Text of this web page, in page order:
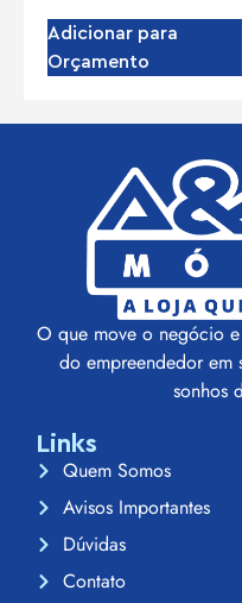
Adicionar para
Orçamento
O que move o negócio
do empreendedor em
sonhos
Links
Quem Somos
Avisos Importantes
Dúvidas
Contato